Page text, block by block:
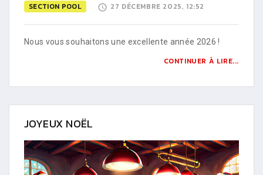
SECTION POOL 27 DÉCEMBRE 2025, 12:52
Nous vous souhaitons une excellente année 2026 !
CONTINUER À LIRE...
JOYEUX NOËL